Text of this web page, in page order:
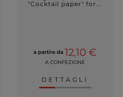
"Cocktail paper" for...
a partire da 12,10 €
A CONFEZIONE
DETTAGLI